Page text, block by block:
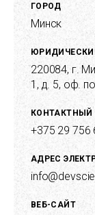
ГОРОД
Минск
220084, г.
1, д. 5, оф.
КОНТАКТНЫЙ
+375 29 756
АДРЕС
ВЕБ-САЙТ